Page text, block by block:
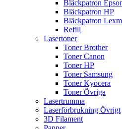
Bläckpatron
Bläckpatron HP
Bläckpatron
Refill
Lasertoner
Toner Brother
Toner Canon
Toner HP
Toner Samsung
Toner Kyocera
Toner Övriga
Lasertrumma
Laserförbrukning Övrigt
3D Filament